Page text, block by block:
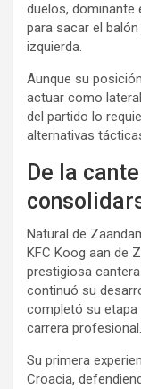
duelos, dominante
para sacar el
izquierda.
Aunque su
actuar como
del partido lo
alternativas
De la
Natural de
KFC Koog aan de
prestigiosa
continuó su
completó su
carrera profesional.
Su primera
Croacia,